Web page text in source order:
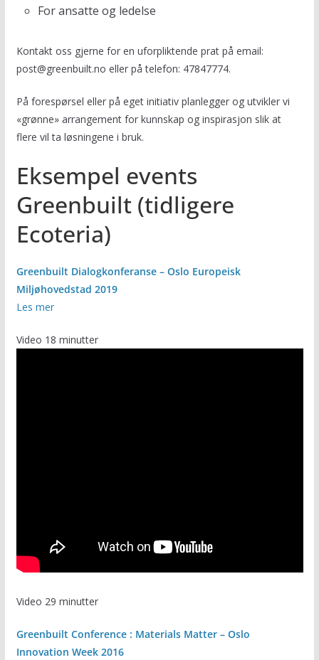
For ansatte og ledelse
Kontakt oss gjerne for en uforpliktende prat på email:
post@greenbuilt.no eller på telefon: 47847774.
På forespørsel eller på eget initiativ planlegger og utvikler vi
«grønne» arrangement for kunnskap og inspirasjon slik at
flere vil ta løsningene i bruk.
Eksempel events
Greenbuilt (tidligere
Ecoteria)
Greenbuilt Dialogkonferanse – Oslo Europeisk
Miljøhovedstad 2019
Les mer
Video 18 minutter
Video 29 minutter
Greenbuilt Conference : Materials Matter – Oslo
Innovation Week 2016